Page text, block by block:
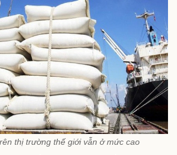
thị trường thế giới vẫn ở mức cao